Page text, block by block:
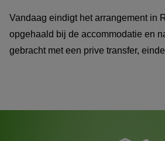
Vandaag eindigt het arrangement in
opgehaald bij de accommodatie en
gebracht met een prive transfer,